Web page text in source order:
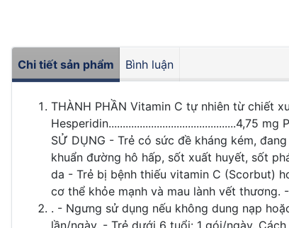
Chi tiết sản phẩm Bình luận
THÀNH PHẦN Vitamin C tự nhiên từ chiết
Hesperidin.............................................4,75
SỬ DỤNG - Trẻ có sức đề kháng kém,
khuẩn đường hô hấp, sốt xuất huyết, sốt
da - Trẻ bị bệnh thiếu vitamin C (Scorbut)
cơ thể khỏe mạnh và mau lành vết thương.
. - Ngưng sử dụng nếu không dung nạp
lần/ngày. - Trẻ dưới 6 tuổi: 1 gói/ngày.